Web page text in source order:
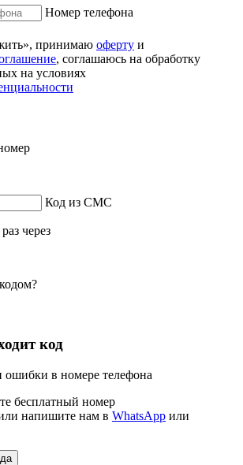
Номер телефона
принимаю оферту и
, соглашаюсь на обработку
на условиях
Код из СМС
через
код
ошибки в номере телефона
бесплатный номер
напишите нам в WhatsApp или